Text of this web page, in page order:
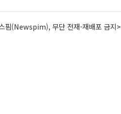
핌(Newspim), 무단 전재-재배포 금지>